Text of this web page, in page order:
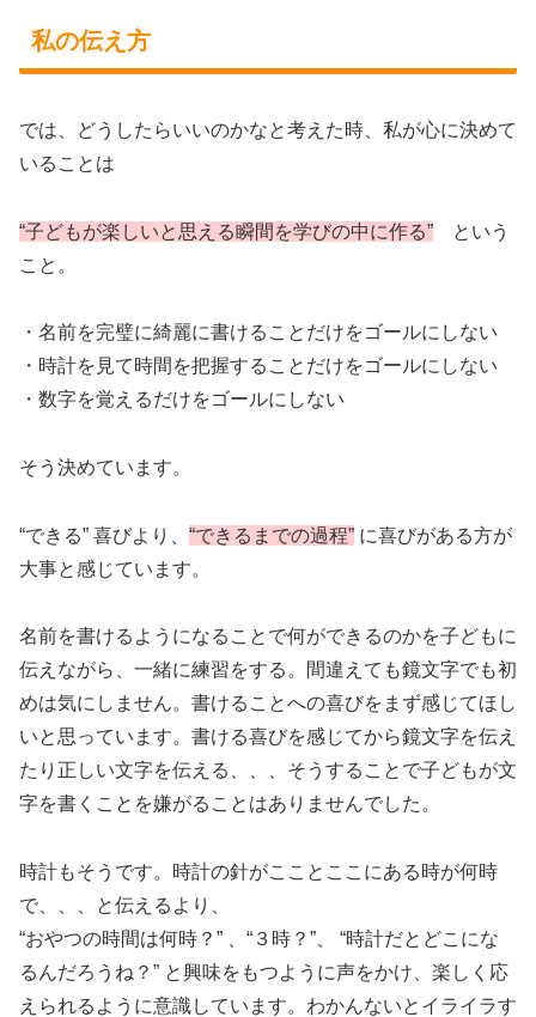
私の伝え方
では、どうしたらいいのかなと考えた時、私が心に決めて
いることは
“子どもが楽しいと思える瞬間を学びの中に作る” という
こと。
・名前を完璧に綺麗に書けることだけをゴールにしない
・時計を見て時間を把握することだけをゴールにしない
・数字を覚えるだけをゴールにしない
そう決めています。
“できる” 喜びより、 “できるまでの過程” に喜びがある方が
大事と感じています。
名前を書けるようになることで何ができるのかを子どもに
伝えながら、一緒に練習をする。間違えても鏡文字でも初
めは気にしません。書けることへの喜びをまず感じてほし
いと思っています。書ける喜びを感じてから鏡文字を伝え
たり正しい文字を伝える、、、そうすることで子どもが文
字を書くことを嫌がることはありませんでした。
時計もそうです。時計の針がこことここにある時が何時
で、、、と伝えるより、
“おやつの時間は何時？” 、“３時？”、 “時計だとどこにな
るんだろうね？” と興味をもつように声をかけ、楽しく応
えられるように意識しています。わかんないとイライラす